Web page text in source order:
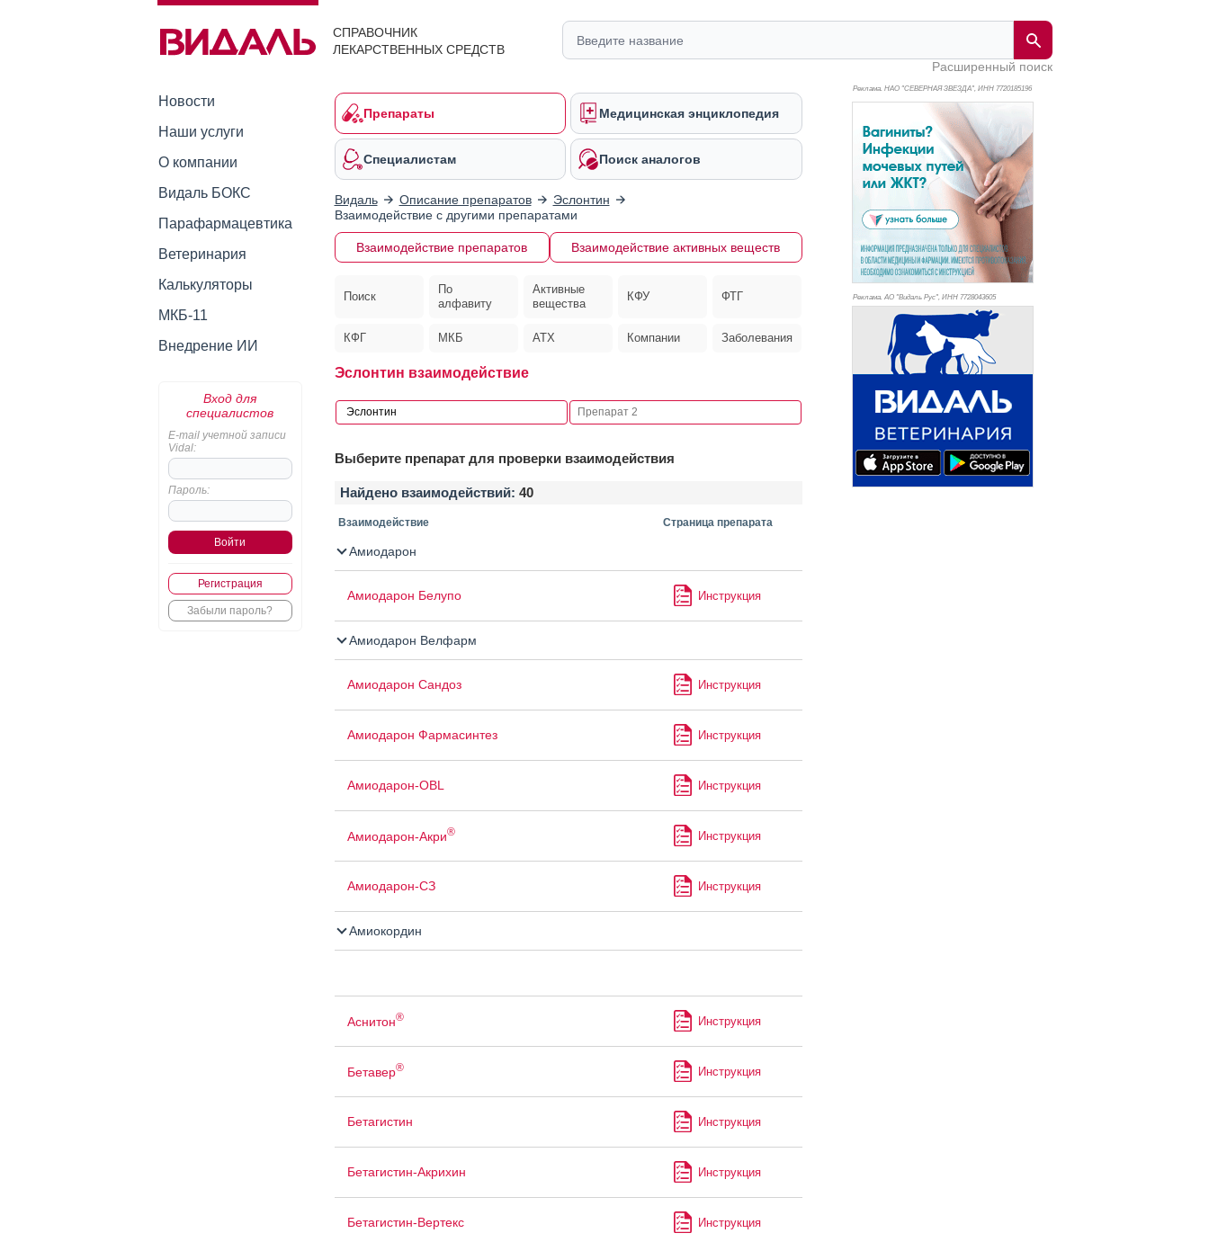
СПРАВОЧНИК
ЛЕКАРСТВЕННЫХ СРЕДСТВ
Расширенный поиск
Новости
Наши услуги
О компании
Видаль БОКС
Парафармацевтика
Ветеринария
Калькуляторы
МКБ-11
Внедрение ИИ
Вход для
специалистов
E-mail учетной записи
Vidal:
Пароль:
Регистрация
Забыли пароль?
Препараты Медицинская энциклопедия
Специалистам Поиск аналогов
Видаль Описание препаратов
Эслонтин
Взаимодействие с другими препаратами
Взаимодействие препаратов Взаимодействие активных веществ
Поиск
По
алфавиту
Активные
вещества
КФУ ФТГ
КФГ МКБ АТХ Компании Заболевания
Эслонтин взаимодействие
Выберите препарат для проверки взаимодействия
Найдено взаимодействий: 40
Взаимодействие Страница препарата
Амиодарон
Амиодарон Белупо Инструкция
Амиодарон Велфарм
Амиодарон Сандоз Инструкция
Амиодарон Фармасинтез Инструкция
Амиодарон-OBL Инструкция
Амиодарон-Акри® Инструкция
Амиодарон-СЗ Инструкция
Амиокордин
Аснитон® Инструкция
Бетавер® Инструкция
Бетагистин Инструкция
Бетагистин-Акрихин Инструкция
Бетагистин-Вертекс Инструкция
Реклама. НАО "СЕВЕРНАЯ ЗВЕЗДА", ИНН 7720185196
Реклама. АО "Видаль Рус", ИНН 7728043605